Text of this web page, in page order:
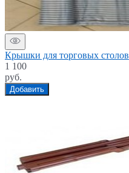
Крышки для торговых столов
1 100
руб.
Добавить